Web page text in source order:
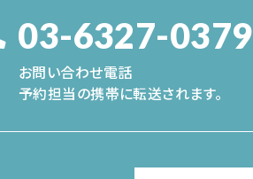
03-6327-0379
お問い合わせ電話
予約担当の携帯に転送されます。